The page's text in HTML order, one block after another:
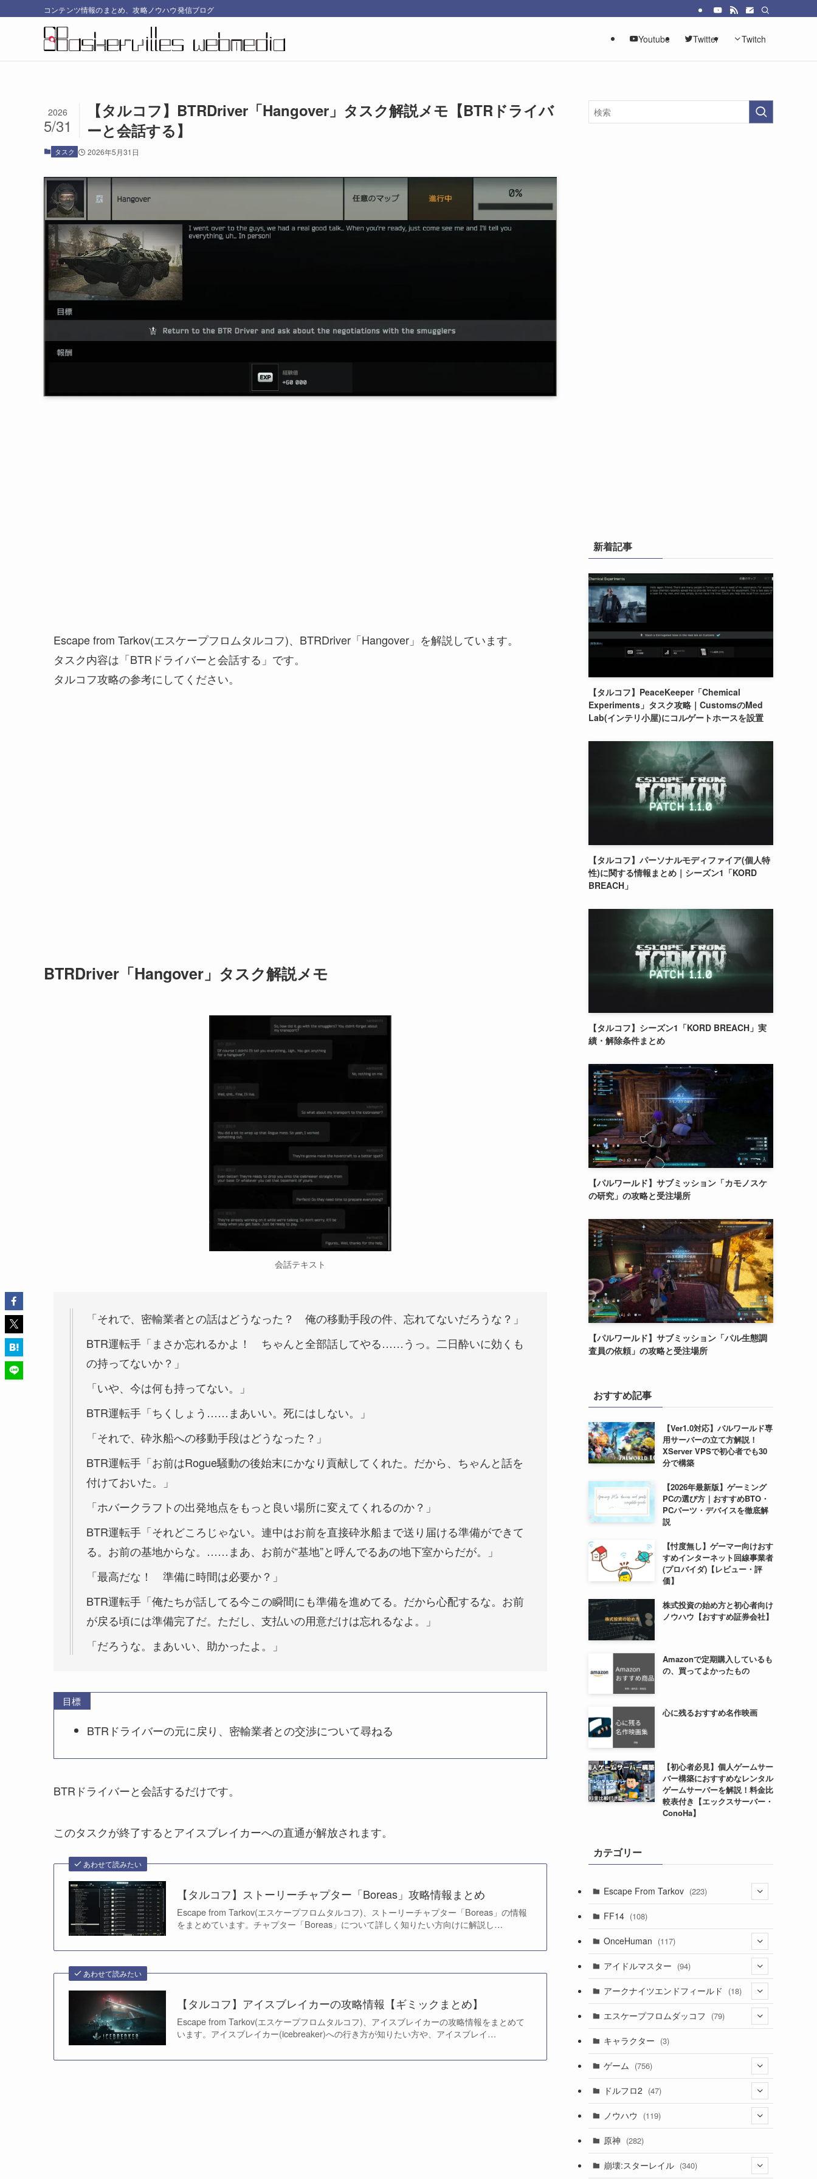
コンテンツ情報のまとめ、攻略ノウハウ発信ブログ
Youtube Twitter Twitch
【タルコフ】BTRDriver「Hangover」タスク解説メモ【BTRドライバ
ーと会話する】
2026
5/31
タスク 2026年5月31日
Escape from Tarkov(エスケープフロムタルコフ)、BTRDriver「Hangover」を解説しています。
タスク内容は「BTRドライバーと会話する」です。
タルコフ攻略の参考にしてください。
BTRDriver「Hangover」タスク解説メモ
会話テキスト
「それで、密輸業者との話はどうなった？ 俺の移動手段の件、忘れてないだろうな？」
BTR運転手「まさか忘れるかよ！ ちゃんと全部話してやる……うっ。二日酔いに効くも
の持ってないか？」
「いや、今は何も持ってない。」
BTR運転手「ちくしょう……まあいい。死にはしない。」
「それで、砕氷船への移動手段はどうなった？」
BTR運転手「お前はRogue騒動の後始末にかなり貢献してくれた。だから、ちゃんと話を
付けておいた。」
「ホバークラフトの出発地点をもっと良い場所に変えてくれるのか？」
BTR運転手「それどころじゃない。連中はお前を直接砕氷船まで送り届ける準備ができて
る。お前の基地からな。……まあ、お前が“基地”と呼んでるあの地下室からだが。」
「最高だな！ 準備に時間は必要か？」
BTR運転手「俺たちが話してる今この瞬間にも準備を進めてる。だから心配するな。お前
が戻る頃には準備完了だ。ただし、支払いの用意だけは忘れるなよ。」
「だろうな。まあいい、助かったよ。」
目標
BTRドライバーの元に戻り、密輸業者との交渉について尋ねる
BTRドライバーと会話するだけです。
このタスクが終了するとアイスブレイカーへの直通が解放されます。
あわせて読みたい
【タルコフ】ストーリーチャプター「Boreas」攻略情報まとめ
Escape from Tarkov(エスケープフロムタルコフ)、ストーリーチャプター「Boreas」の情報
をまとめています。チャプター「Boreas」について詳しく知りたい方向けに解説し…
あわせて読みたい
【タルコフ】アイスブレイカーの攻略情報【ギミックまとめ】
Escape from Tarkov(エスケープフロムタルコフ)、アイスブレイカーの攻略情報をまとめて
います。アイスブレイカー(icebreaker)への行き方が知りたい方や、アイスブレイ…
新着記事
【タルコフ】PeaceKeeper「Chemical
Experiments」タスク攻略｜CustomsのMed
Lab(インテリ小屋)にコルゲートホースを設置
【タルコフ】パーソナルモディファイア(個人特
性)に関する情報まとめ｜シーズン1「KORD
BREACH」
【タルコフ】シーズン1「KORD BREACH」実
績・解除条件まとめ
【パルワールド】サブミッション「カモノスケ
の研究」の攻略と受注場所
【パルワールド】サブミッション「パル生態調
査員の依頼」の攻略と受注場所
おすすめ記事
【Ver1.0対応】パルワールド専
用サーバーの立て方解説！
XServer VPSで初心者でも30
分で構築
【2026年最新版】ゲーミング
PCの選び方｜おすすめBTO・
PCパーツ・デバイスを徹底解
説
【忖度無し】ゲーマー向けおす
すめインターネット回線事業者
(プロバイダ)【レビュー・評
価】
株式投資の始め方と初心者向け
ノウハウ【おすすめ証券会社】
Amazonで定期購入しているも
の、買ってよかったもの
心に残るおすすめ名作映画
【初心者必見】個人ゲームサー
バー構築におすすめなレンタル
ゲームサーバーを解説！料金比
較表付き【エックスサーバー・
ConoHa】
カテゴリー
Escape From Tarkov (223)
(16)
(11)
(2)
(10)
(13)
(8)
FF14 (108)
OnceHuman (117)
(20)
(1)
(3)
アイドルマスター (94)
(71)
(17)
(4)
アークナイツエンドフィールド (18)
(14)
(1)
エスケープフロムダッコフ (79)
(62)
キャラクター (3)
ゲーム (756)
(4)
(11)
ドルフロ2 (47)
(3)
(1)
(42)
ノウハウ (119)
(14)
(4)
原神 (282)
崩壊:スターレイル (340)